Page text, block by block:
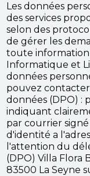
Les données
des services
selon des
de gérer les
toute information
Informatique et
données
pouvez
données (DPO) :
indiquant
par courrier
d'identité a
l'attention du
(DPO) Villa Flora
83500 La Seyne